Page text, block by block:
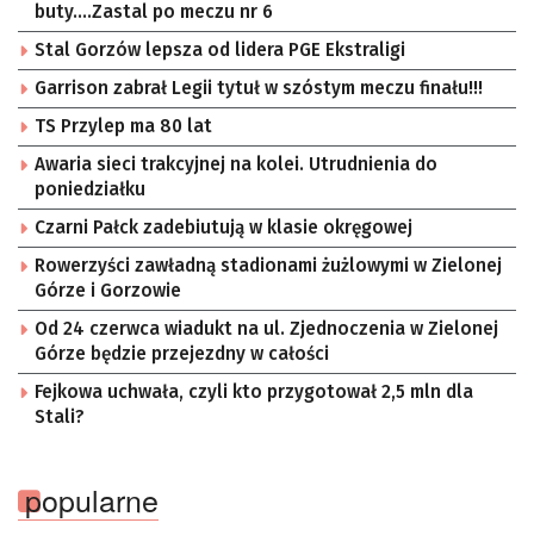
buty….Zastal po meczu nr 6
Stal Gorzów lepsza od lidera PGE Ekstraligi
Garrison zabrał Legii tytuł w szóstym meczu finału!!!
TS Przylep ma 80 lat
Awaria sieci trakcyjnej na kolei. Utrudnienia do
poniedziałku
Czarni Pałck zadebiutują w klasie okręgowej
Rowerzyści zawładną stadionami żużlowymi w Zielonej
Górze i Gorzowie
Od 24 czerwca wiadukt na ul. Zjednoczenia w Zielonej
Górze będzie przejezdny w całości
Fejkowa uchwała, czyli kto przygotował 2,5 mln dla
Stali?
popularne